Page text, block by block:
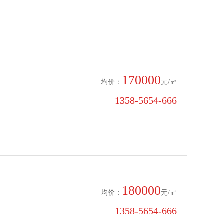
均价： 170000元/㎡
1358-5654-666‬
均价： 180000元/㎡
1358-5654-666‬